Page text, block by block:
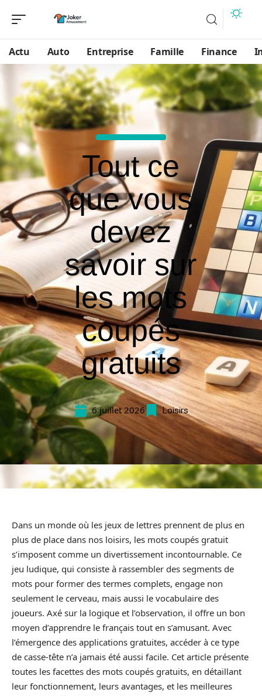
Actu Auto Entreprise Famille Finance
Tout ce
que vous
devez
savoir sur
les mots
coupés
gratuits
6 juillet 2026 Loisirs
Dans un monde où les jeux de lettres prennent de plus en
plus de place dans nos loisirs, les mots coupés gratuit
s’imposent comme un divertissement incontournable. Ce
jeu ludique, qui consiste à rassembler des segments de
mots pour former des termes complets, engage non
seulement le cerveau, mais aussi le vocabulaire des
joueurs. Axé sur la logique et l’observation, il offre un bon
moyen d’apprendre le français tout en s’amusant. Avec
l’émergence des applications gratuites, accéder à ce type
de casse-tête n’a jamais été aussi facile. Cet article présente
toutes les facettes des mots coupés gratuits, en détaillant
leur fonctionnement, leurs avantages, et les meilleures